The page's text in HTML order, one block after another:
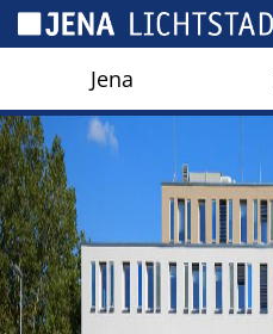
Jena
Cookie-Einstellungen